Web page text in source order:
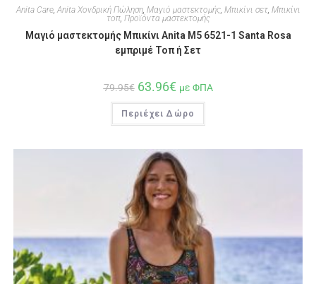
Anita Care, Anita Χονδρική Πώληση, Μαγιό μαστεκτομής, Μπικίνι σετ, Μπικίνι
τοπ, Προϊόντα μαστεκτομής
Μαγιό μαστεκτομής Μπικίνι Anita M5 6521-1 Santa Rosa
εμπριμέ Τοπ ή Σετ
79.95€ 63.96€ με ΦΠΑ
Περιέχει Δώρο